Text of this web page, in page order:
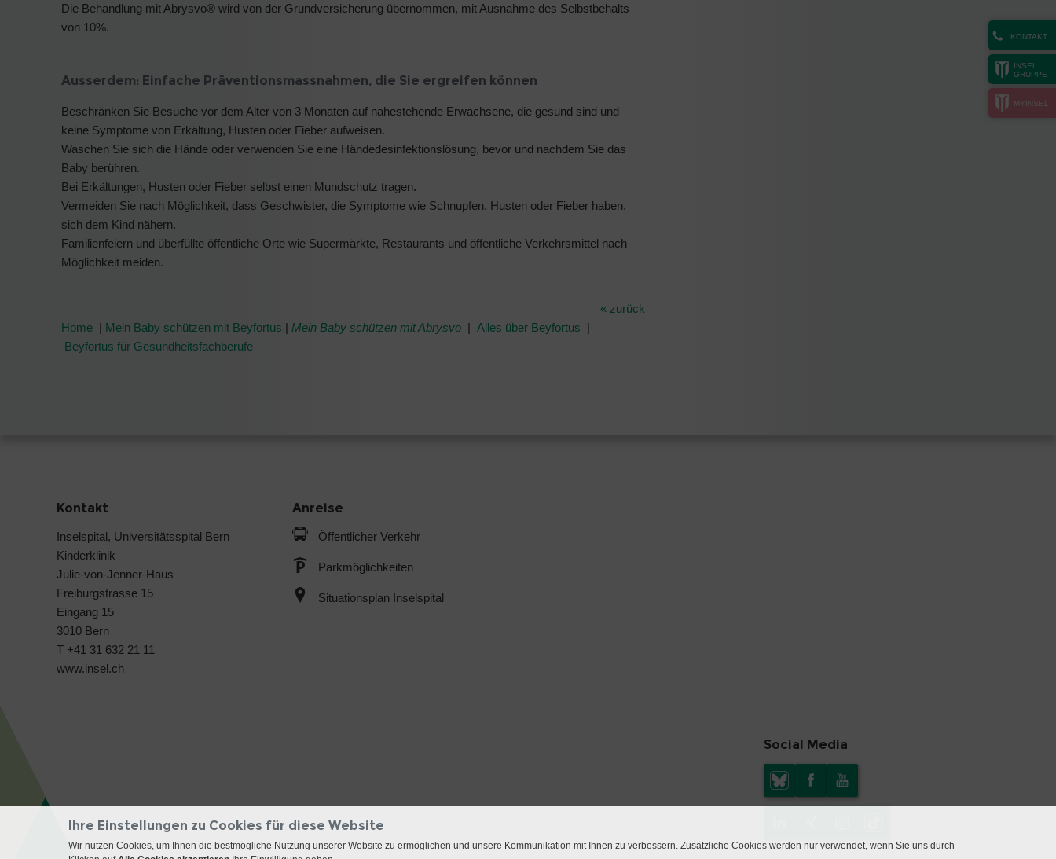
KONTAKT
INSEL
GRUPPE
MYINSEL
Die Behandlung mit Abrysvo® wird von der Grundversicherung übernommen, mit Ausnahme des Selbstbehalts
von 10%.
Ausserdem: Einfache Präventionsmassnahmen, die Sie ergreifen können
Beschränken Sie Besuche vor dem Alter von 3 Monaten auf nahestehende Erwachsene, die gesund sind und
keine Symptome von Erkältung, Husten oder Fieber aufweisen.
Waschen Sie sich die Hände oder verwenden Sie eine Händedesinfektionslösung, bevor und nachdem Sie das
Baby berühren.
Bei Erkältungen, Husten oder Fieber selbst einen Mundschutz tragen.
Vermeiden Sie nach Möglichkeit, dass Geschwister, die Symptome wie Schnupfen, Husten oder Fieber haben,
sich dem Kind nähern.
Familienfeiern und überfüllte öffentliche Orte wie Supermärkte, Restaurants und öffentliche Verkehrsmittel nach
Möglichkeit meiden.
« zurück
Home | Mein Baby schützen mit Beyfortus | Mein Baby schützen mit Abrysvo | Alles über Beyfortus |
Beyfortus für Gesundheitsfachberufe
Kontakt
Inselspital, Universitätsspital Bern
Kinderklinik
Julie-von-Jenner-Haus
Freiburgstrasse 15
Eingang 15
3010 Bern
T +41 31 632 21 11
www.insel.ch
Anreise
Öffentlicher Verkehr
Parkmöglichkeiten
Situationsplan Inselspital
Social Media
Ihre Einstellungen zu Cookies für diese Website
Wir nutzen Cookies, um Ihnen die bestmögliche Nutzung unserer Website zu ermöglichen und unsere Kommunikation mit Ihnen zu verbessern. Zusätzliche Cookies werden nur verwendet, wenn Sie uns durch